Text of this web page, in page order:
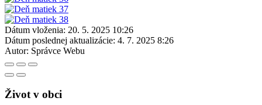
Dátum vloženia: 20. 5. 2025 10:26
Dátum poslednej aktualizácie: 4. 7. 2025 8:26
Autor: Správce Webu
Život v obci